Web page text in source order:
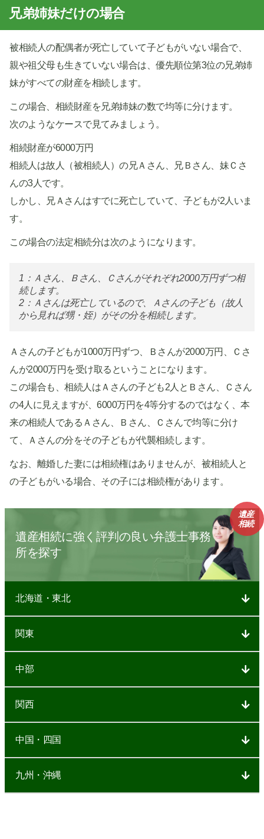
兄弟姉妹だけの場合
被相続人の配偶者が死亡していて子どもがいない場合で、
親や祖父母も生きていない場合は、優先順位第3位の兄弟姉
妹がすべての財産を相続します。
この場合、相続財産を兄弟姉妹の数で均等に分けます。
次のようなケースで見てみましょう。
相続財産が6000万円
相続人は故人（被相続人）の兄Ａさん、兄Ｂさん、妹Ｃさ
んの3人です。
しかし、兄Ａさんはすでに死亡していて、子どもが2人いま
す。
この場合の法定相続分は次のようになります。
1：Ａさん、Ｂさん、Ｃさんがそれぞれ2000万円ずつ相
続します。
2：Ａさんは死亡しているので、Ａさんの子ども（故人
から見れば甥・姪）がその分を相続します。
Ａさんの子どもが1000万円ずつ、Ｂさんが2000万円、Ｃさ
んが2000万円を受け取るということになります。
この場合も、相続人はＡさんの子ども2人とＢさん、Ｃさん
の4人に見えますが、6000万円を4等分するのではなく、本
来の相続人であるＡさん、Ｂさん、Ｃさんで均等に分け
て、Ａさんの分をその子どもが代襲相続します。
なお、離婚した妻には相続権はありませんが、被相続人と
の子どもがいる場合、その子には相続権があります。
遺産相続に強く評判の良い弁護士事務
所を探す
遺産
相続
北海道・東北
関東
中部
関西
中国・四国
九州・沖縄